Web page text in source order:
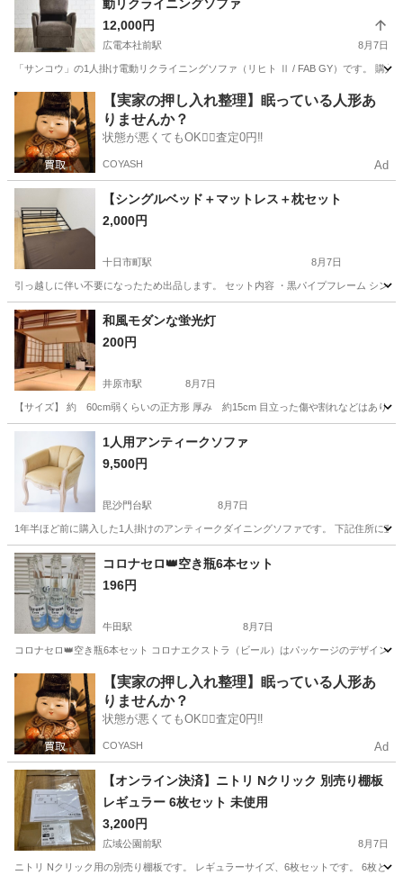
動リクライニングソファ
12,000円
広電本社前駅 8月7日
「サンコウ」の1人掛け電動リクライニングソファ（リヒト Ⅱ / FAB GY）です。 購
広島 広島市 広電本社前駅 ソファ
【実家の押し入れ整理】眠っている人形あ
りませんか？
状態が悪くてもOK🙆‍♀️査定0円‼️
COYASH Ad
【シングルベッド＋マットレス＋枕セット
2,000円
十日市町駅 8月7日
引っ越しに伴い不要になったため出品します。 セット内容 ・黒パイプフレーム シン
広島 広島市 十日市町駅 ベッド
和風モダンな蛍光灯
200円
井原市駅 8月7日
【サイズ】 約 60cm弱くらいの正方形 厚み 約15cm 目立った傷や割れなどはあり
山県郡 井原市駅 照明器具
1人用アンティークソファ
9,500円
毘沙門台駅 8月7日
1年半ほど前に購入した1人掛けのアンティークダイニングソファです。 下記住所に
広島 広島市 毘沙門台駅 ソファ
コロナセロ👑空き瓶6本セット
196円
牛田駅 8月7日
コロナセロ👑空き瓶6本セット コロナエクストラ（ビール）はパッケージのデザイン
広島 広島市 牛田駅 インテリア雑貨/小物
【実家の押し入れ整理】眠っている人形あ
りませんか？
状態が悪くてもOK🙆‍♀️査定0円‼️
COYASH Ad
【オンライン決済】ニトリ Nクリック 別売り棚板
レギュラー 6枚セット 未使用
3,200円
広域公園前駅 8月7日
ニトリ Nクリック用の別売り棚板です。 レギュラーサイズ、6枚セットです。 6枚と